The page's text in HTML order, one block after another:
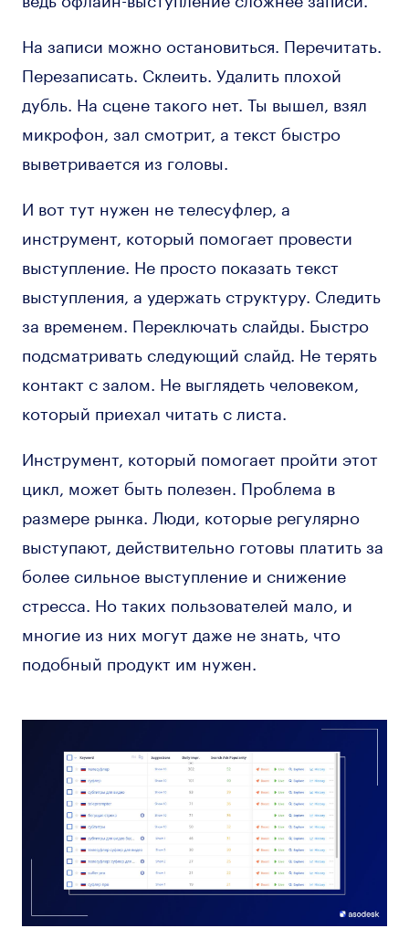
На записи можно остановиться. Перечитать.
Перезаписать. Склеить. Удалить плохой
дубль. На сцене такого нет. Ты вышел, взял
микрофон, зал смотрит, а текст быстро
выветривается из головы.
И вот тут нужен не телесуфлер, а
инструмент, который помогает провести
выступление. Не просто показать текст
выступления, а удержать структуру. Следить
за временем. Переключать слайды. Быстро
подсматривать следующий слайд. Не терять
контакт с залом. Не выглядеть человеком,
который приехал читать с листа.
Инструмент, который помогает пройти этот
цикл, может быть полезен. Проблема в
размере рынка. Люди, которые регулярно
выступают, действительно готовы платить за
более сильное выступление и снижение
стресса. Но таких пользователей мало, и
многие из них могут даже не знать, что
подобный продукт им нужен.